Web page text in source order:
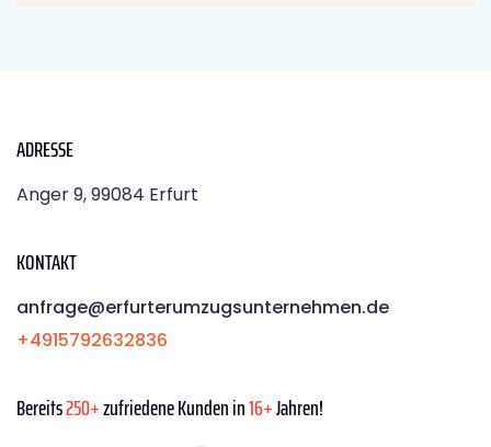
ADRESSE
Anger 9, 99084 Erfurt
KONTAKT
anfrage@erfurterumzugsunternehmen.de
+4915792632836
Bereits250+zufriedene Kunden in16+Jahren!